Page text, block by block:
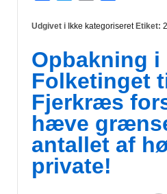
Udgivet i Ikke kategoriseretEtiket:
Opbakning i
Folketinget
Fjerkræs
hæve
antallet af
private!